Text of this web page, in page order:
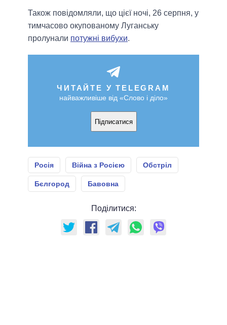
Також повідомляли, що цієї ночі, 26 серпня, у
тимчасово окупованому Луганську
пролунали потужні вибухи.
ЧИТАЙТЕ У TELEGRAM
найважливіше від «Слово і діло»
Підписатися
Росія Війна з Росією Обстріл
Бєлгород Бавовна
Поділитися: